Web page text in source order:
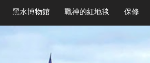
黑水博物館 戰神的紅地毯 保修